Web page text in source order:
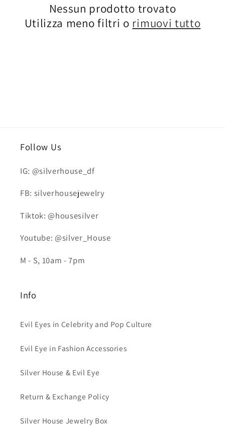
Nessun prodotto trovato
Utilizza meno filtri o rimuovi tutto
Follow Us
IG: @silverhouse_df
FB: silverhousejewelry
Tiktok: @housesilver
Youtube: @silver_House
M - S, 10am - 7pm
Info
Evil Eyes in Celebrity and Pop Culture
Evil Eye in Fashion Accessories
Silver House & Evil Eye
Return & Exchange Policy
Silver House Jewelry Box